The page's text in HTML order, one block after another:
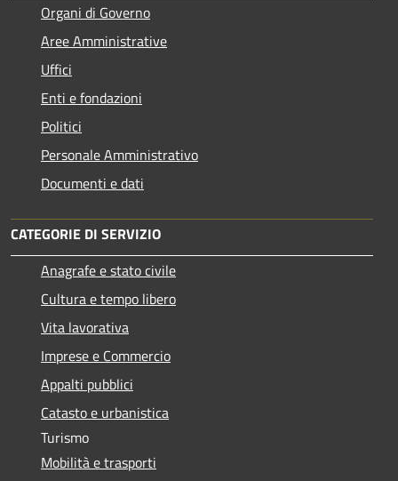
Organi di Governo
Aree Amministrative
Uffici
Enti e fondazioni
Politici
Personale Amministrativo
Documenti e dati
CATEGORIE DI SERVIZIO
Anagrafe e stato civile
Cultura e tempo libero
Vita lavorativa
Imprese e Commercio
Appalti pubblici
Catasto e urbanistica
Turismo
Mobilità e trasporti